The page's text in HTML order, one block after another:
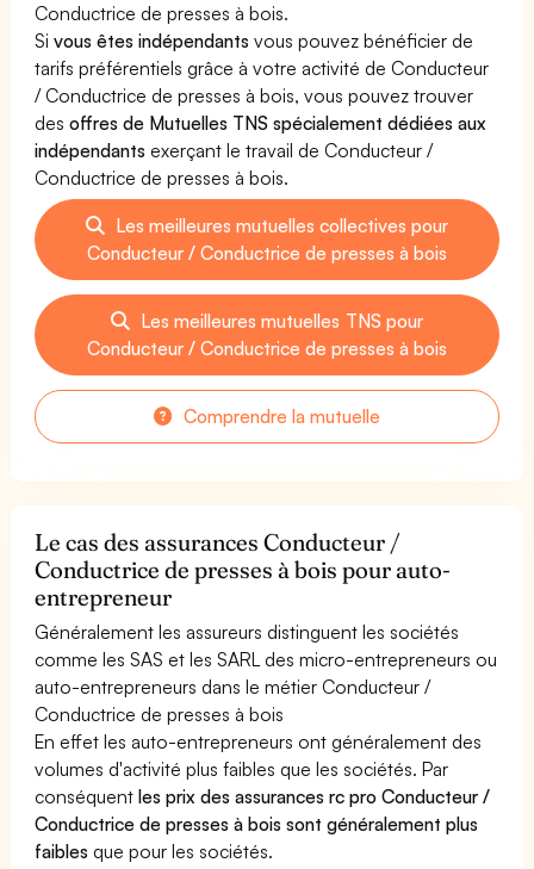
Conductrice de presses à bois.
Sivous êtes indépendants vous pouvez bénéficier de
tarifs préférentiels grâce à votre activité de Conducteur
/ Conductrice de presses à bois, vous pouvez trouver
desoffres de Mutuelles TNS spécialement dédiées aux
indépendants exerçant le travail de Conducteur /
Conductrice de presses à bois.
Les meilleures mutuelles collectives pour
Conducteur / Conductrice de presses à bois
Les meilleures mutuelles TNS pour
Conducteur / Conductrice de presses à bois
Comprendre la mutuelle
Le cas des assurances Conducteur /
Conductrice de presses à bois pour auto-
entrepreneur
Généralement les assureurs distinguent les sociétés
comme les SAS et les SARL des micro-entrepreneurs ou
auto-entrepreneurs dans le métier Conducteur /
Conductrice de presses à bois
En effet les auto-entrepreneurs ont généralement des
volumes d'activité plus faibles que les sociétés. Par
conséquentles prix des assurances rc pro Conducteur /
Conductrice de presses à bois sont généralement plus
faibles que pour les sociétés.